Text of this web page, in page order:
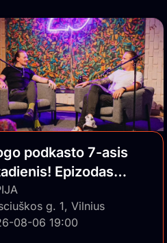
podkasto 7-asis
Epizodas
su auditorija
g. 1, Vilnius
08-06 19:00